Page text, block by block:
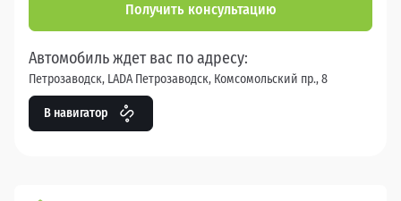
Получить консультацию
Автомобиль ждет вас по адресу:
Петрозаводск, LADA Петрозаводск, Комсомольский пр., 8
В навигатор